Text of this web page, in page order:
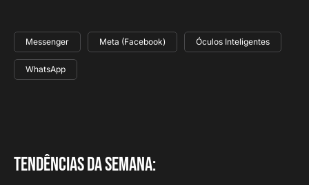
Messenger Meta (Facebook) Óculos Inteligentes
WhatsApp
Tendências da semana: